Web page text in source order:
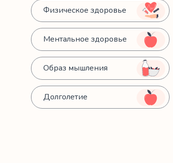
Физическое здоровье
Ментальное здоровье
Образ мышления
Долголетие